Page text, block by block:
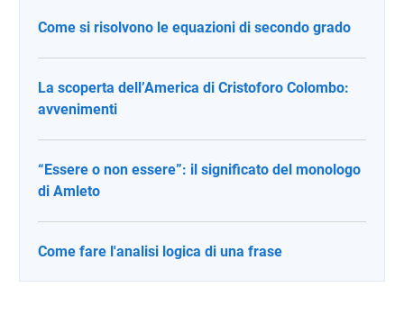
Come si risolvono le equazioni di secondo grado
La scoperta dell’America di Cristoforo Colombo:
avvenimenti
“Essere o non essere”: il significato del monologo
di Amleto
Come fare l'analisi logica di una frase